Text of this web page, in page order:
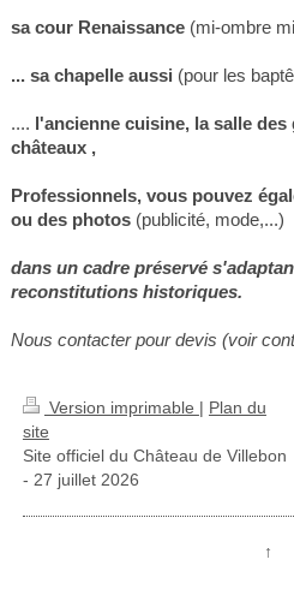
sa cour Renaissance(mi-ombre
... sa chapelle aussi (pour les
.... l'ancienne cuisine, la salle des
châteaux ,
Professionnels, vous pouvez
ou des photos(publicité, mode,...)
dans un cadre préservé
reconstitutions historiques.
Nous contacter pour devis (voir
Version imprimable | Plan du
site
Site officiel du Château de Villebon
- 27 juillet 2026
↑